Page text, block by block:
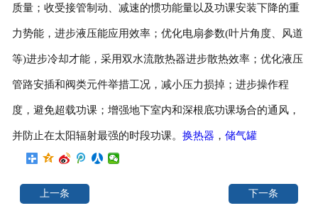
质量；收受接管制动、减速的惯功能量以及功课安装下降的重
力势能，进步液压能应用效率；优化电扇参数(叶片角度、风道
等)进步冷却才能，采用双水流散热器进步散热效率；优化液压
管路安插和阀类元件举措工况，减小压力损掉；进步操作程
度，避免超载功课；增强地下室内和深根底功课场合的通风，
并防止在太阳辐射最强的时段功课。 换热器 ， 储气罐
上一条 下一条